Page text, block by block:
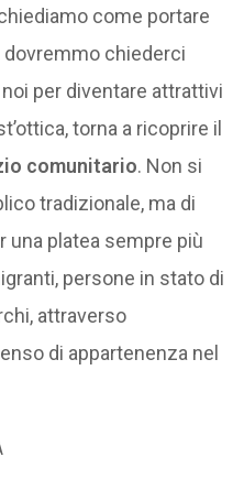
come portare
dovremmo chiederci
per diventare attrattivi
torna a ricoprire il
comunitario. Non si
tradizionale, ma di
una platea sempre più
persone in stato di
attraverso
di appartenenza nel